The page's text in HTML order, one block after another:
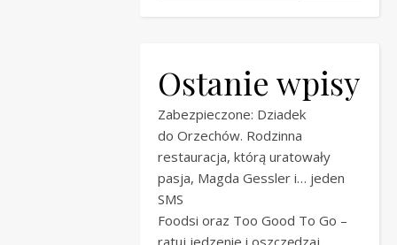
Ostanie wpisy
Zabezpieczone: Dziadek
do Orzechów. Rodzinna
restauracja, którą uratowały
pasja, Magda Gessler i… jeden
SMS
Foodsi oraz Too Good To Go –
ratuj jedzenie i oszczędzaj